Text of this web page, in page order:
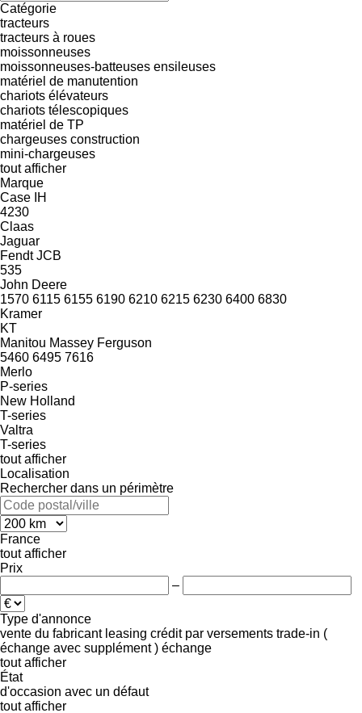
Catégorie
tracteurs
tracteurs à roues
moissonneuses
moissonneuses-batteuses ensileuses
matériel de manutention
chariots élévateurs
chariots télescopiques
matériel de TP
chargeuses construction
mini-chargeuses
tout afficher
Marque
Case IH
4230
Claas
Jaguar
Fendt JCB
535
John Deere
1570 6115 6155 6190 6210 6215 6230 6400 6830
Kramer
KT
Manitou Massey Ferguson
5460 6495 7616
Merlo
P-series
New Holland
T-series
Valtra
T-series
tout afficher
Localisation
Rechercher dans un périmètre
France
tout afficher
Prix
–
Type d'annonce
vente du fabricant leasing crédit par versements trade-in (
échange avec supplément ) échange
tout afficher
État
d'occasion avec un défaut
tout afficher